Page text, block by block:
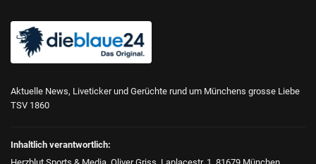
Aktuelle News, Liveticker und Gerüchte rund um Münchens grosse Liebe
TSV 1860
Inhaltlich verantwortlich: